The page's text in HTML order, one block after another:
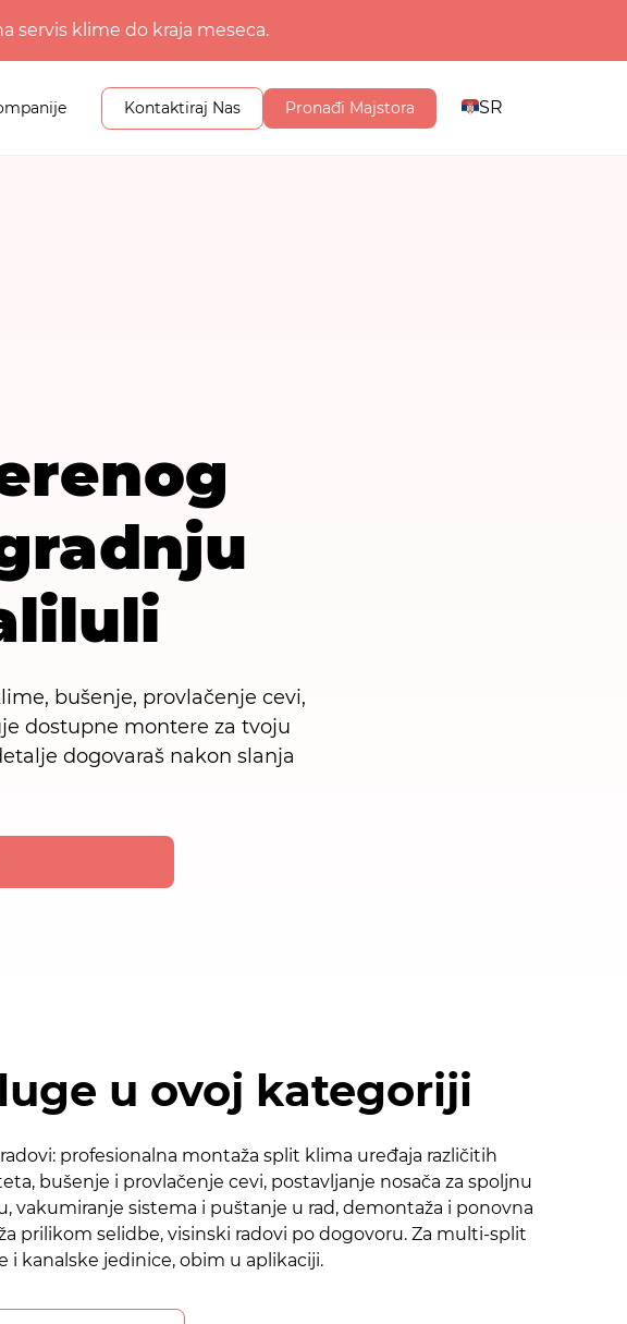
servis klime do kraja meseca.
Kontaktiraj Nas Pronađi Majstora SR
bušenje, provlačenje cevi,
dostupne montere za tvoju
dogovaraš nakon slanja
u ovoj kategoriji
profesionalna montaža split klima uređaja različitih
bušenje i provlačenje cevi, postavljanje nosača za spoljnu
vakumiranje sistema i puštanje u rad, demontaža i ponovna
prilikom selidbe, visinski radovi po dogovoru. Za multi-split
i kanalske jedinice, obim u aplikaciji.